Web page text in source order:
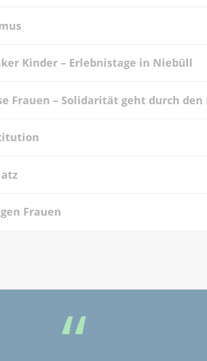
Kinder – Erlebnistage in Niebüll
Frauen – Solidarität geht durch den
Frauen